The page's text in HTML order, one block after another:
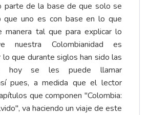
parte de la base de que solo se
que uno es con base en lo que
manera tal que para explicar lo
nuestra Colombianidad es
lo que durante siglos han sido las
hoy se les puede llamar
pues, a medida que el lector
que componen "Colombia:
va haciendo un viaje de este